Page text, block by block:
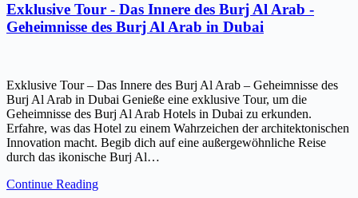
Exklusive Tour - Das Innere des Burj Al Arab -
Geheimnisse des Burj Al Arab in Dubai
Exklusive Tour – Das Innere des Burj Al Arab – Geheimnisse des
Burj Al Arab in Dubai Genieße eine exklusive Tour, um die
Geheimnisse des Burj Al Arab Hotels in Dubai zu erkunden.
Erfahre, was das Hotel zu einem Wahrzeichen der architektonischen
Innovation macht. Begib dich auf eine außergewöhnliche Reise
durch das ikonische Burj Al…
Continue Reading